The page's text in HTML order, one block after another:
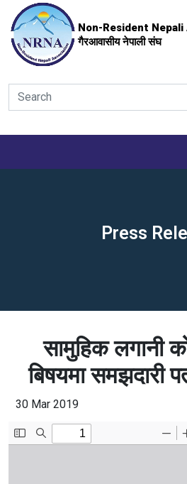
Non-Resident
गैरआवासीय नेपाली संघ
Press
सामुहिक लगानी
बिषयमा समझदारी
30 Mar 2019